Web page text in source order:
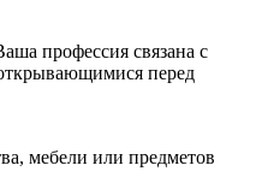
профессия связана с
перед
мебели или предметов